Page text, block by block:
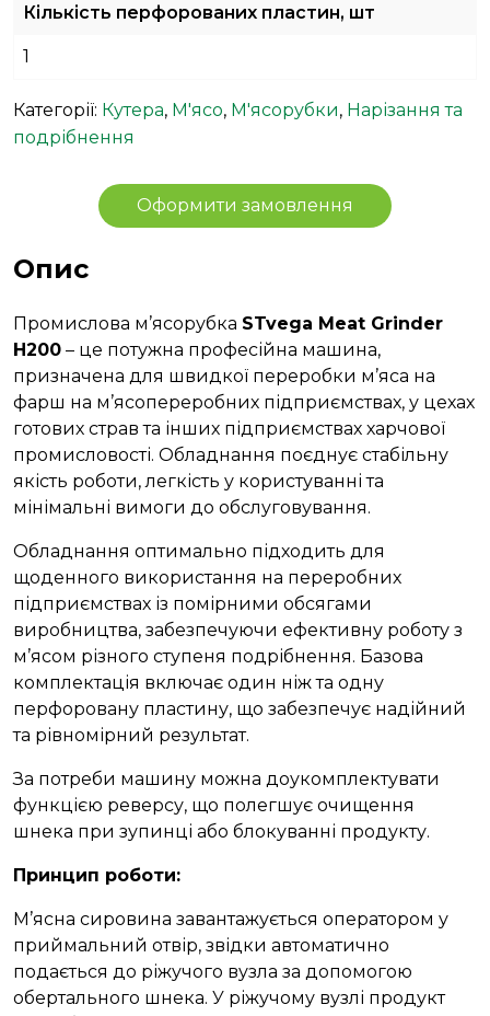
Кількість перфорованих пластин, шт
1
Категорії: Кутера, М'ясо, М'ясорубки, Нарізання та
подрібнення
Оформити замовлення
Опис
Промислова м’ясорубка STvega Meat Grinder
H200 – це потужна професійна машина,
призначена для швидкої переробки м’яса на
фарш на м’ясопереробних підприємствах, у цехах
готових страв та інших підприємствах харчової
промисловості. Обладнання поєднує стабільну
якість роботи, легкість у користуванні та
мінімальні вимоги до обслуговування.
Обладнання оптимально підходить для
щоденного використання на переробних
підприємствах із помірними обсягами
виробництва, забезпечуючи ефективну роботу з
м’ясом різного ступеня подрібнення. Базова
комплектація включає один ніж та одну
перфоровану пластину, що забезпечує надійний
та рівномірний результат.
За потреби машину можна доукомплектувати
функцією реверсу, що полегшує очищення
шнека при зупинці або блокуванні продукту.
Принцип роботи:
М’ясна сировина завантажується оператором у
приймальний отвір, звідки автоматично
подається до ріжучого вузла за допомогою
обертального шнека. У ріжучому вузлі продукт